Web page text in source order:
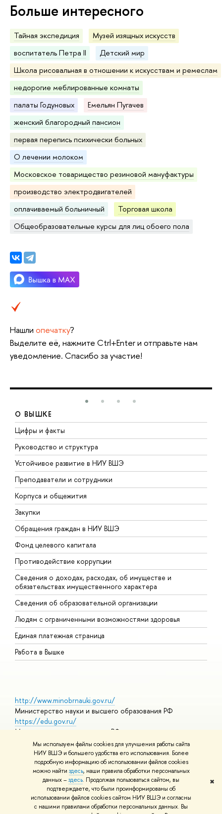
Мы используем файлы cookies для улучшения работы сайта
НИУ ВШЭ и большего удобства его использования. Более
подробную информацию об использовании файлов cookies
можно найти здесь, наши правила обработки персональных
данных –здесь. Продолжая пользоваться сайтом, вы
подтверждаете, что были проинформированы об
использовании файлов cookies сайтом НИУ ВШЭ и согласны
с нашими правилами обработки персональных данных. Вы
✖
Больше интересного
Тайная экспедиция
Музей изящных искусств
воспитатель Петра II
Детский мир
Школа рисовальная в отношении к искусствам и ремеслам
недорогие меблированные комнаты
палаты Годуновых
Емельян Пугачев
женский благородный пансион
первая перепись психически больных
О лечении молоком
Московское товарищество резиновой мануфактуры
производство электродвигателей
оплачиваемый больничный
Торговая школа
Общеобразовательные курсы для лиц обоего пола
Нашли опечатку?
Выделите её, нажмите Ctrl+Enter и отправьте нам
уведомление. Спасибо за участие!
О ВЫШКЕ
Цифры и факты
Руководство и структура
Устойчивое развитие в НИУ ВШЭ
Преподаватели и сотрудники
Корпуса и общежития
Закупки
Обращения граждан в НИУ ВШЭ
Фонд целевого капитала
Противодействие коррупции
Сведения о доходах, расходах, об имуществе и
обязательствах имущественного характера
Сведения об образовательной организации
Людям с ограниченными возможностями здоровья
Единая платежная страница
Работа в Вышке
http://www.minobrnauki.gov.ru/
Министерство науки и высшего образования РФ
https://edu.gov.ru/
Министерство просвещения РФ
https://elearning.hse.ru/mooc
Массовые открытые онлайн-курсы
© НИУ ВШЭ 1993–2026 Адреса и контактыУсловия
использования материалов Политика конфиденциальности
Шрифты HSE Sans и HSE Slab разработаны вШколе дизайна НИУ